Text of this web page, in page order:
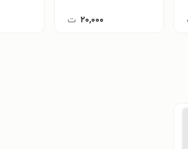
۲۰,۰۰۰ ت